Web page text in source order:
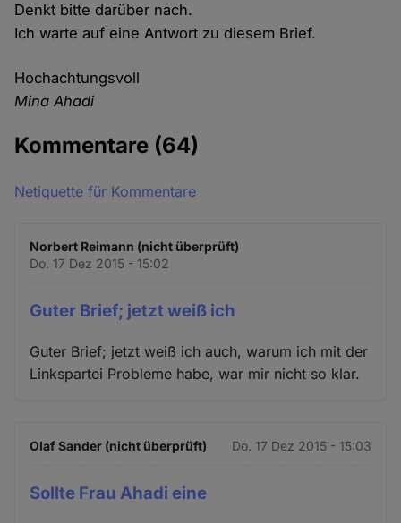
Denkt bitte darüber nach.
Ich warte auf eine Antwort zu diesem Brief.
Hochachtungsvoll
Mina Ahadi
Kommentare (64)
Netiquette für Kommentare
Norbert Reimann (nicht überprüft)
Do. 17 Dez 2015 - 15:02
Guter Brief; jetzt weiß ich
Guter Brief; jetzt weiß ich auch, warum ich mit der
Linkspartei Probleme habe, war mir nicht so klar.
Olaf Sander (nicht überprüft) Do. 17 Dez 2015 - 15:03
Sollte Frau Ahadi eine